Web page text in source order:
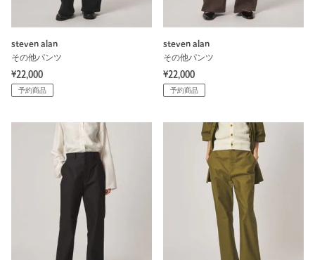
steven alan
その他パンツ
¥22,000
予約商品
steven alan
その他パンツ
¥22,000
予約商品